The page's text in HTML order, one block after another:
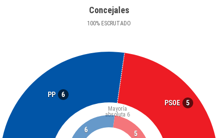
Concejales
100% ESCRUTADO
PP 6
PSOE 5
Mayoría
absoluta 6
6 5